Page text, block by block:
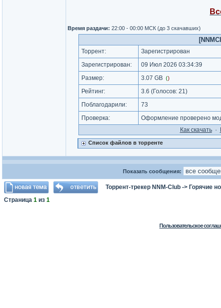
Время раздачи: 22:00 - 00:00 МСК (до 3 скачавших)
Торрент:
Зарегистрирован
Зарегистрирован:
09 Июл 2026 03:34:39
Размер:
3.07 GB ()
Рейтинг: 3.6 (Голосов: 21)
Поблагодарили:
73
Проверка:
Оформление проверено
Как cкачать·
Список файлов в торренте
Показать сообщения:
Торрент-трекер NNM-Club -> Горячие
Страница 1 из 1
Пользовательское